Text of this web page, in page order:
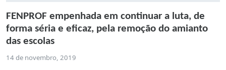
FENPROF empenhada em continuar a luta, de
forma séria e eficaz, pela remoção do amianto
das escolas
14 de novembro, 2019